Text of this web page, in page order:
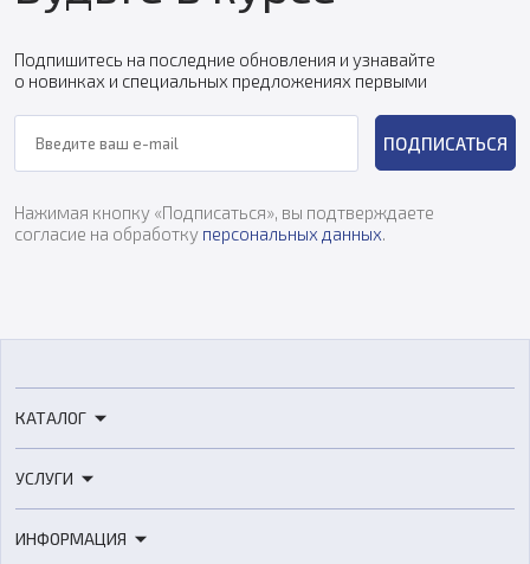
Подпишитесь на последние обновления и узнавайте
о новинках и специальных предложениях первыми
ПОДПИСАТЬСЯ
Нажимая кнопку «Подписаться», вы подтверждаете
согласие на обработку персональных данных.
КАТАЛОГ
3D-сканеры
Расходные материалы
УСЛУГИ
3D-моделирование
ИНФОРМАЦИЯ